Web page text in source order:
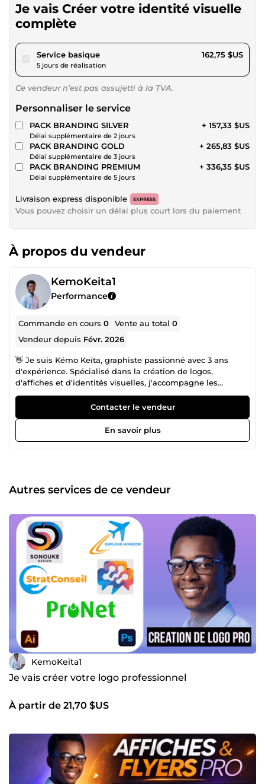
Je vais Créer votre identité visuelle
complète
Service basiquepour 150,00 $US
5 jours de réalisation
162,75 $US
Ce vendeur n’est pas assujetti à la TVA.
Personnaliser le service
PACK BRANDING SILVER
Délai supplémentaire de 2 jours
+ 157,33 $US
PACK BRANDING GOLD
Délai supplémentaire de 3 jours
+ 265,83 $US
PACK BRANDING PREMIUM
Délai supplémentaire de 5 jours
+ 336,35 $US
Livraison express disponible EXPRESS
Vous pouvez choisir un délai plus court lors du paiement
À propos du vendeur
KemoKeita1
Performance
Commande en cours0 Vente au total0
Vendeur depuis Févr. 2026
👋 Je suis Kémo Keïta, graphiste passionné avec 3 ans
d'expérience. Spécialisé dans la création de logos,
d'affiches et d'identités visuelles, j'accompagne les
entreprises qui n'ont pas encore d'image de marque à se
démarquer. En plus de cela, je monte des vidéos
publicitaires qui captent l'attention et boostent la visibilité.
💻 J'ai suivi des formations de qualité sur l'utilisation des
logiciels Adobe Photoshop, Illustrator et Premiere Pro, et
renforcer ton image de marque avec des visuels qui
marquent et des vidéos percutantes, n'hésite pas à me
Contacter le vendeur
En savoir plus
Autres services de ce vendeur
KemoKeita1
Je vais créer votre logo professionnel
À partir de 21,70 $US